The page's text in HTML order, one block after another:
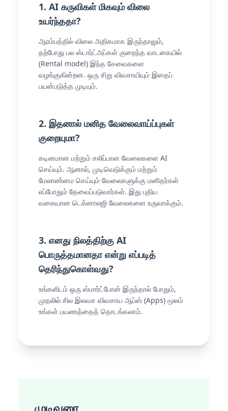
1. AI கருவிகள் மிகவும் விலை
உயர்ந்ததா?
ஆரம்பத்தில் விலை அதிகமாக இருந்தாலும்,
தற்போது பல ஸ்டார்ட்அப்கள் குறைந்த வாடகையில்
(Rental model) இந்த சேவைகளை
வழங்குகின்றன. ஒரு சிறு விவசாயியும் இதைப்
பயன்படுத்த முடியும்.
2. இதனால் மனித வேலைவாய்ப்புகள்
குறையுமா?
கடினமான மற்றும் சலிப்பான வேலைகளை AI
செய்யும். ஆனால், முடிவெடுக்கும் மற்றும்
மேலாண்மை செய்யும் வேலைகளுக்கு மனிதர்கள்
எப்போதும் தேவைப்படுவார்கள். இது புதிய
வகையான டெக்னாலஜி வேலைகளை உருவாக்கும்.
3. எனது நிலத்திற்கு AI
பொருத்தமானதா என்று எப்படித்
தெரிந்துகொள்வது?
உங்களிடம் ஒரு ஸ்மார்ட்போன் இருந்தால் போதும்,
முதலில் சில இலவச விவசாய ஆப்ஸ் (Apps) மூலம்
உங்கள் பயணத்தைத் தொடங்கலாம்.